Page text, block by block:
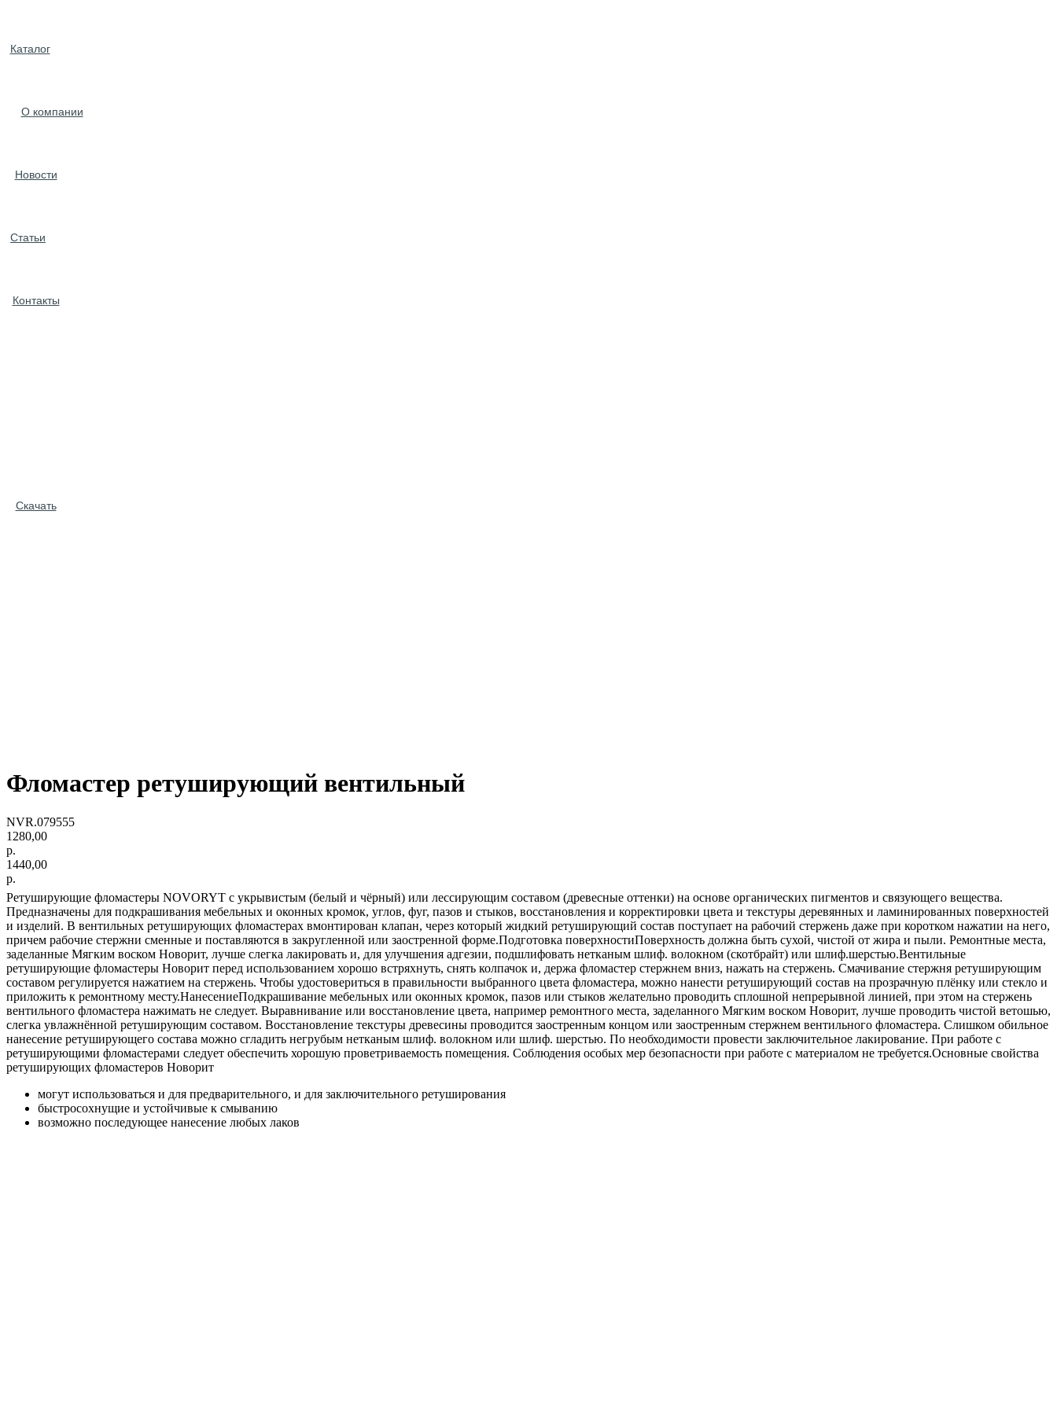
Каталог
О компании
Новости
Статьи
Контакты
Скачать
Фломастер ретуширующий вентильный
NVR.079555
1280,00
р.
1440,00
р.
Ретуширующие фломастеры NOVORYT с укрывистым (белый и чёрный) или лессирующим составом (древесные оттенки) на основе органических пигментов и связующего вещества.
Предназначены для подкрашивания мебельных и оконных кромок, углов, фуг, пазов и стыков, восстановления и корректировки цвета и текстуры деревянных и ламинированных поверхностей
и изделий. В вентильных ретуширующих фломастерах вмонтирован клапан, через который жидкий ретуширующий состав поступает на рабочий стержень даже при коротком нажатии на него,
причем рабочие стержни сменные и поставляются в закругленной или заостренной форме.Подготовка поверхностиПоверхность должна быть сухой, чистой от жира и пыли. Ремонтные места,
заделанные Мягким воском Новорит, лучше слегка лакировать и, для улучшения адгезии, подшлифовать нетканым шлиф. волокном (скотбрайт) или шлиф.шерстью.Вентильные
ретуширующие фломастеры Новорит перед использованием хорошо встряхнуть, снять колпачок и, держа фломастер стержнем вниз, нажать на стержень. Смачивание стержня ретуширующим
составом регулируется нажатием на стержень. Чтобы удостовериться в правильности выбранного цвета фломастера, можно нанести ретуширующий состав на прозрачную плёнку или стекло и
приложить к ремонтному месту.НанесениеПодкрашивание мебельных или оконных кромок, пазов или стыков желательно проводить сплошной непрерывной линией, при этом на стержень
вентильного фломастера нажимать не следует. Выравнивание или восстановление цвета, например ремонтного места, заделанного Мягким воском Новорит, лучше проводить чистой ветошью,
слегка увлажнённой ретуширующим составом. Восстановление текстуры древесины проводится заостренным концом или заостренным стержнем вентильного фломастера. Слишком обильное
нанесение ретуширующего состава можно сгладить негрубым нетканым шлиф. волокном или шлиф. шерстью. По необходимости провести заключительное лакирование. При работе с
ретуширующими фломастерами следует обеспечить хорошую проветриваемость помещения. Соблюдения особых мер безопасности при работе с материалом не требуется.Основные свойства
ретуширующих фломастеров Новорит
могут использоваться и для предварительного, и для заключительного ретуширования
быстросохнущие и устойчивые к смыванию
возможно последующее нанесение любых лаков